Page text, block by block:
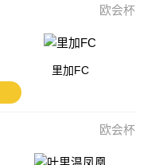
欧会杯
里加FC
欧会杯